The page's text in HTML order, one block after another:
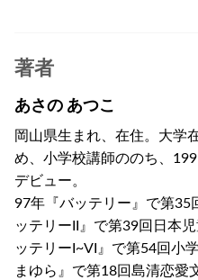
著者
あさの あつこ
岡山県生まれ、在住。大学
め、小学校講師ののち、
デビュー。
97年『バッテリー』で第35
ッテリーII』で第39回日本
ッテリーI~VI』で第54回小
まゆら』で第18回島清恋愛